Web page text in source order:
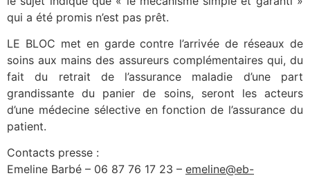
qui a été promis n’est pas prêt.
LE BLOC met en garde contre l’arrivée de réseaux de
soins aux mains des assureurs complémentaires qui, du
fait du retrait de l’assurance maladie d’une part
grandissante du panier de soins, seront les acteurs
d’une médecine sélective en fonction de l’assurance du
patient.
Contacts presse :
Emeline Barbé – 06 87 76 17 23 – emeline@eb-